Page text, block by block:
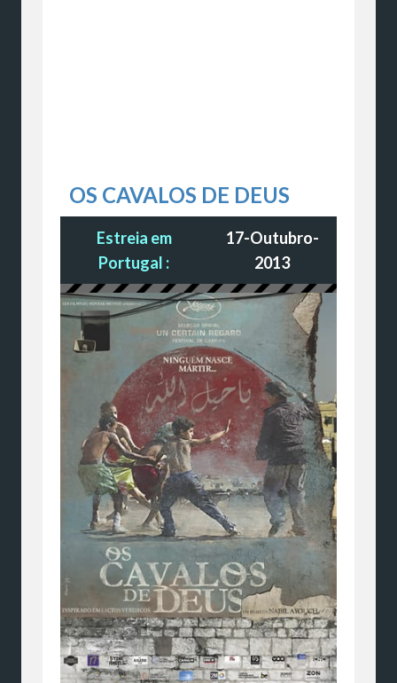
OS CAVALOS DE DEUS
Estreia em
Portugal :
17-Outubro-
2013